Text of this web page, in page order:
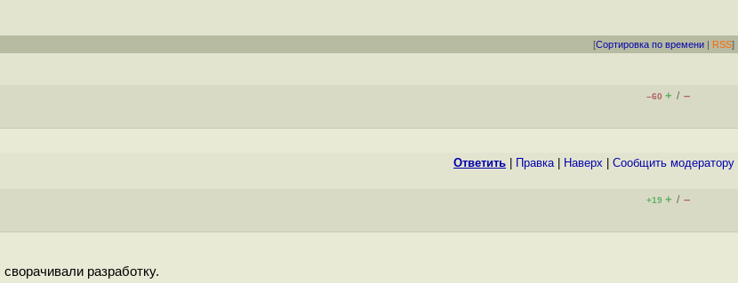
[Сортировка по времени | RSS]
–60 + / –
Ответить Правка| Наверх Cообщить модератору
+19 + / –
разработку.